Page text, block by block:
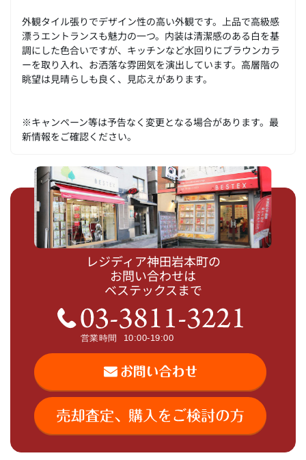
外観タイル張りでデザイン性の高い外観です。上品で高級感
漂うエントランスも魅力の一つ。内装は清潔感のある白を基
調にした色合いですが、キッチンなど水回りにブラウンカラ
ーを取り入れ、お洒落な雰囲気を演出しています。高層階の
眺望は見晴らしも良く、見応えがあります。
※キャンペーン等は予告なく変更となる場合があります。最
新情報をご確認ください。
レジディア神田岩本町の
お問い合わせは
ベステックスまで